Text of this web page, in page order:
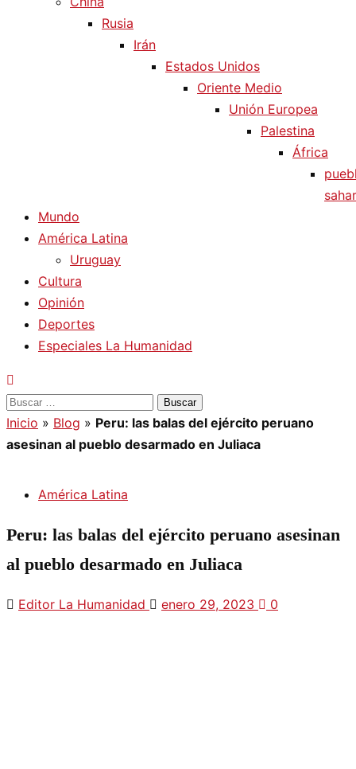
Rusia
Irán
Estados Unidos
Oriente Medio
Unión Europea
Palestina
África
Mundo
América Latina
Uruguay
Cultura
Opinión
Deportes
Especiales La Humanidad
Buscar:
Inicio » Blog » Peru: las balas del ejército peruano
asesinan al pueblo desarmado en Juliaca
América Latina
Peru: las balas del ejército peruano asesinan
al pueblo desarmado en Juliaca
Editor La Humanidad enero 29, 2023 0